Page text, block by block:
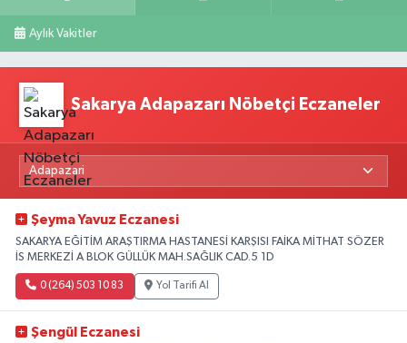
Aylık Vakitler
Sakarya Adapazarı Nöbetçi Eczaneler
Şeyma Yavuz Eczanesi
SAKARYA EĞİTİM ARAŞTIRMA HASTANESİ KARŞISI FAİKA MİTHAT SÖZER
İS MERKEZİ A BLOK GÜLLÜK MAH.SAĞLIK CAD.5 1D
0 (264) 503 10 83 Yol Tarifi Al
Şengül Eczanesi